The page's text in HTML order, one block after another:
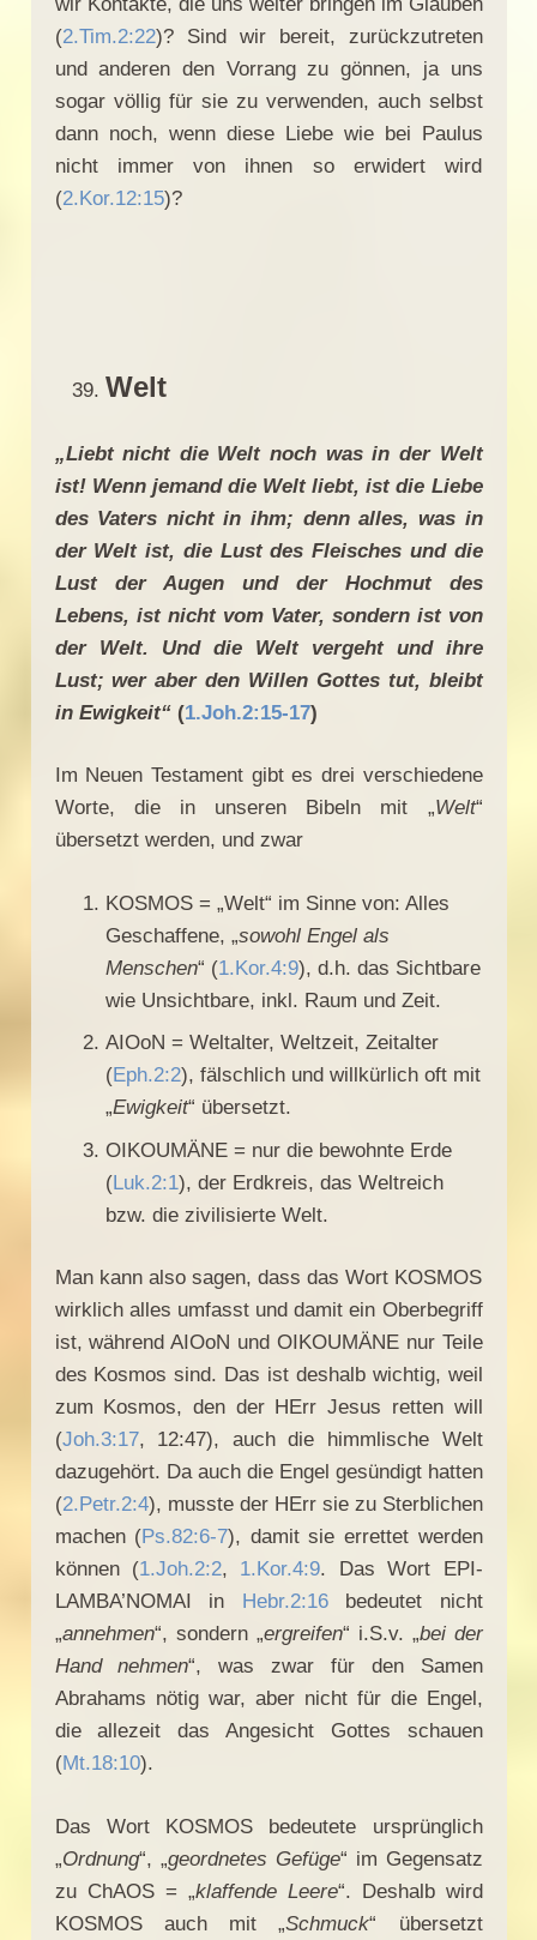
(2.Tim.2:22)? Sind wir bereit, zurückzutreten
und anderen den Vorrang zu gönnen, ja uns
sogar völlig für sie zu verwenden, auch selbst
dann noch, wenn diese Liebe wie bei Paulus
nicht immer von ihnen so erwidert wird
(2.Kor.12:15)?
Welt
„Liebt nicht die Welt noch was in der Welt
ist! Wenn jemand die Welt liebt, ist die Liebe
des Vaters nicht in ihm; denn alles, was in
der Welt ist, die Lust des Fleisches und die
Lust der Augen und der Hochmut des
Lebens, ist nicht vom Vater, sondern ist von
der Welt. Und die Welt vergeht und ihre
Lust; wer aber den Willen Gottes tut, bleibt
in Ewigkeit“ (1.Joh.2:15-17)
Im Neuen Testament gibt es drei verschiedene
Worte, die in unseren Bibeln mit „Welt“
übersetzt werden, und zwar
KOSMOS = „Welt“ im Sinne von: Alles
Geschaffene, „sowohl Engel als
Menschen“ (1.Kor.4:9), d.h. das Sichtbare
wie Unsichtbare, inkl. Raum und Zeit.
AIOoN = Weltalter, Weltzeit, Zeitalter
(Eph.2:2), fälschlich und willkürlich oft mit
„Ewigkeit“ übersetzt.
OIKOUMÄNE = nur die bewohnte Erde
(Luk.2:1), der Erdkreis, das Weltreich
bzw. die zivilisierte Welt.
Man kann also sagen, dass das Wort KOSMOS
wirklich alles umfasst und damit ein Oberbegriff
ist, während AIOoN und OIKOUMÄNE nur Teile
des Kosmos sind. Das ist deshalb wichtig, weil
zum Kosmos, den der HErr Jesus retten will
(Joh.3:17, 12:47), auch die himmlische Welt
dazugehört. Da auch die Engel gesündigt hatten
(2.Petr.2:4), musste der HErr sie zu Sterblichen
machen (Ps.82:6-7), damit sie errettet werden
können (1.Joh.2:2, 1.Kor.4:9. Das Wort EPI-
LAMBA’NOMAI in
Hebr.2:16bedeutet nicht
„annehmen“, sondern „ergreifen“ i.S.v. „bei der
Hand nehmen“, was zwar für den Samen
Abrahams nötig war, aber nicht für die Engel,
die allezeit das Angesicht Gottes schauen
(Mt.18:10).
Das Wort KOSMOS bedeutete ursprünglich
„Ordnung“, „geordnetes Gefüge“ im Gegensatz
zu ChAOS = „klaffende Leere“. Deshalb wird
KOSMOS auch mit „Schmuck“ übersetzt